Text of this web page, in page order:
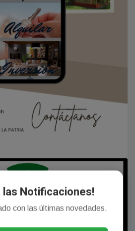
las Notificaciones!
con las últimas novedades.